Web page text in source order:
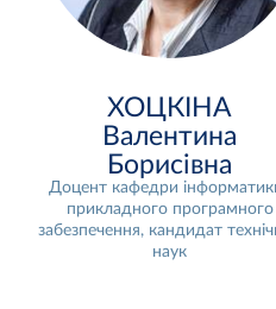
ХОЦКІНА
Валентина
Борисівна
Доцент кафедри
прикладного програмного
забезпечення, кандидат
наук